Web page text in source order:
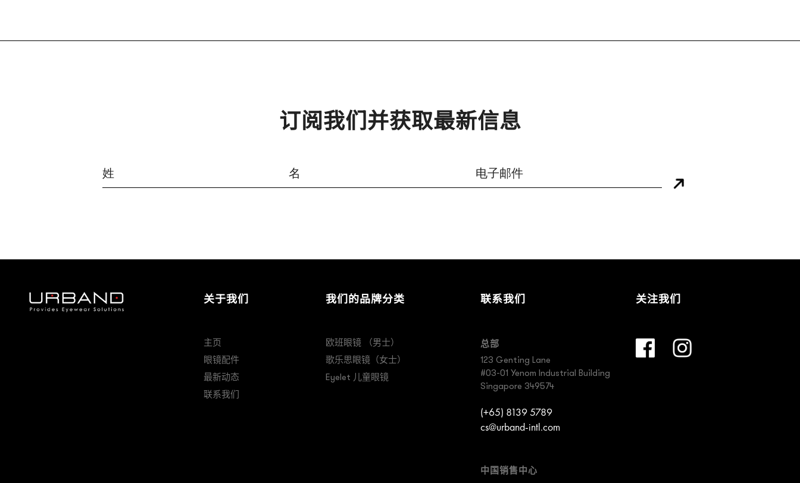
订阅我们并获取最新信息
关于我们
主页
眼镜配件
最新动态
联系我们
我们的品牌分类
欧班眼镜 （男士）
歌乐思眼镜（女士）
Eyelet 儿童眼镜
联系我们
总部
123 Genting Lane
#03-01 Yenom Industrial Building
Singapore 349574
(+65) 8139 5789
cs@urband-intl.com
中国销售中心
关注我们